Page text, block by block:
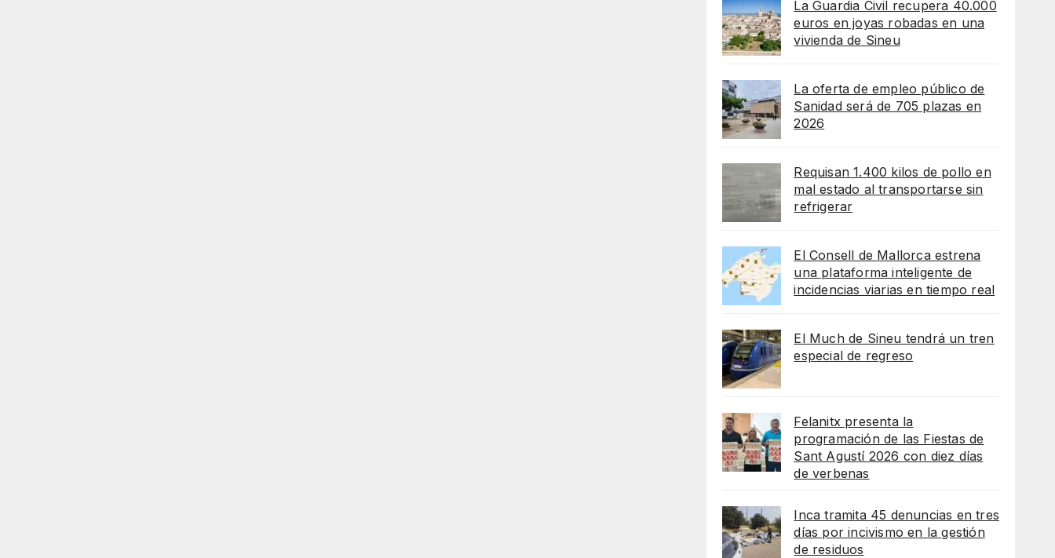
La Guardia Civil recupera 40.000
euros en joyas robadas en una
vivienda de Sineu
La oferta de empleo público de
Sanidad será de 705 plazas en
2026
Requisan 1.400 kilos de pollo en
mal estado al transportarse sin
refrigerar
El Consell de Mallorca estrena
una plataforma inteligente de
incidencias viarias en tiempo real
El Much de Sineu tendrá un tren
especial de regreso
Felanitx presenta la
programación de las Fiestas de
Sant Agustí 2026 con diez días
de verbenas
Inca tramita 45 denuncias en tres
días por incivismo en la gestión
de residuos